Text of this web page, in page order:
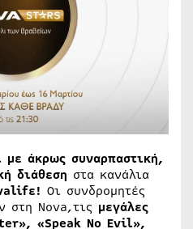
με άκρως συναρπαστική,
διάθεση στα κανάλια
Οι συνδρομητές
στη Nova,τις μεγάλες
«Speak No Evil»,